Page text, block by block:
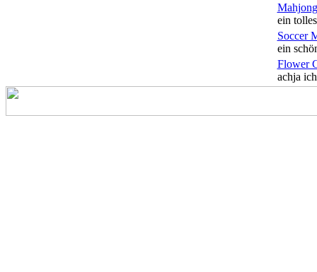
ein
Soccer
ein
Flower
achja